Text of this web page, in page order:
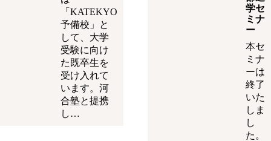
「KATEKYO
予備校」と
して、大学
受験に向け
た既卒生を
受け入れて
います。河
合塾と提携
し…
学セ
ミナ
ー
本セ
ミナ
ーは
終了
いた
しま
し
た。